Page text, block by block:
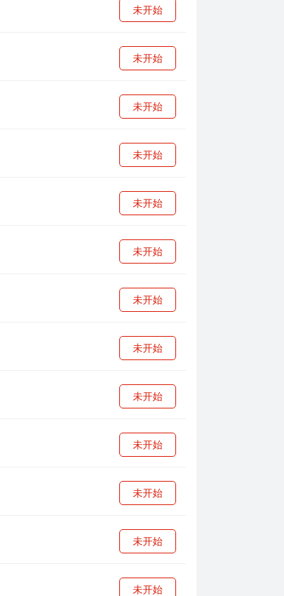
未开始
未开始
未开始
未开始
未开始
未开始
未开始
未开始
未开始
未开始
未开始
未开始
未开始